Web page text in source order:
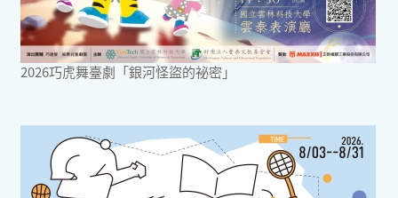
2026巧虎舞臺劇「銀河怪盜的祕密」